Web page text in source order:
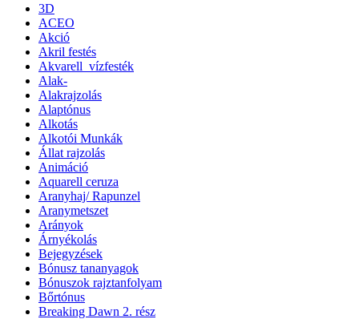
3D
ACEO
Akció
Akril festés
Akvarell_vízfesték
Alak-
Alakrajzolás
Alaptónus
Alkotás
Alkotói Munkák
Állat rajzolás
Animáció
Aquarell ceruza
Aranyhaj/ Rapunzel
Aranymetszet
Arányok
Árnyékolás
Bejegyzések
Bónusz tananyagok
Bónuszok rajztanfolyam
Bőrtónus
Breaking Dawn 2. rész